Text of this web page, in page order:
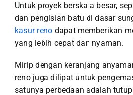
Untuk proyek berskala besar,
dan pengisian batu di dasar
kasur reno dapat memberikan
yang lebih cepat dan nyaman.
Mirip dengan keranjang
reno juga dilipat untuk
satunya perbedaan adalah